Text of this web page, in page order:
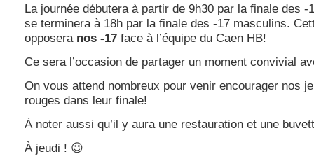
La journée débutera à partir de 9h30 par la finale des -
se terminera à 18h par la finale des -17 masculins.
opposera nos -17 face à l’équipe du Caen HB!
Ce sera l’occasion de partager un moment convivial
On vous attend nombreux pour venir encourager nos
rouges dans leur finale!
À noter aussi qu’il y aura une restauration et une
À jeudi ! 😉